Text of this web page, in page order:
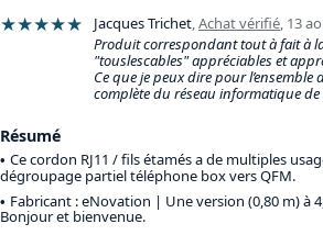
★★★★★ Jacques Trichet,Achat vérifié, 13
Produit correspondant tout à fait à
"touslescables" appréciables et
Ce que je peux dire pour
complète du réseau informatique de
Résumé
Ce cordon RJ11 / fils étamés a de multiples
dégroupage partiel téléphone box vers QFM.
Fabricant : eNovation | Une version (0,80 m) à
Bonjour et bienvenue.